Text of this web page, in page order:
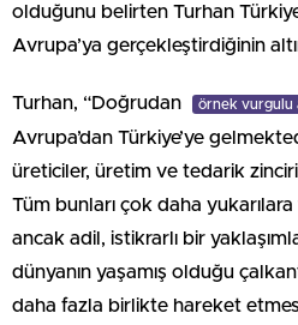
olduğunu belirten Turhan Türkiye
Avrupa’ya gerçekleştirdiğinin
Turhan, “Doğrudan örnek vurgulu
Avrupa’dan Türkiye’ye
üreticiler, üretim ve tedarik
Tüm bunları çok daha
ancak adil, istikrarlı bir
dünyanın yaşamış olduğu
daha fazla birlikte hareket